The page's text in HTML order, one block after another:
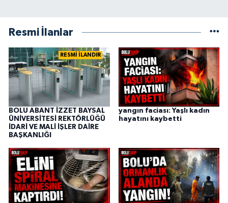
Resmi İlanlar
RESMİ İLANDIR
BOLU ABANT İZZET BAYSAL
ÜNİVERSİTESİ REKTÖRLÜĞÜ
İDARİ VE MALİ İŞLER DAİRE
BAŞKANLIĞI
yangın faciası: Yaşlı kadın
hayatını kaybetti